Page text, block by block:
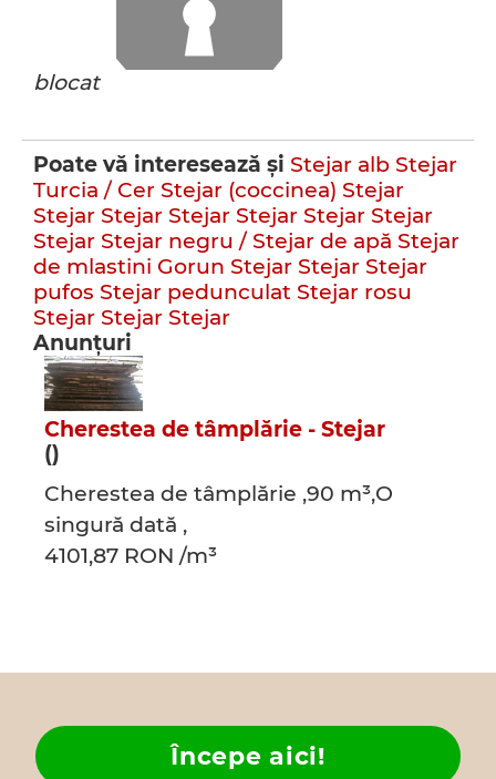
blocat
Poate vă interesează şi Stejar alb Stejar
Turcia / Cer Stejar (coccinea) Stejar
Stejar Stejar Stejar Stejar Stejar Stejar
Stejar Stejar negru / Stejar de apă Stejar
de mlastini Gorun Stejar Stejar Stejar
pufos Stejar pedunculat Stejar rosu
Stejar Stejar Stejar
Anunțuri
Cherestea de tâmplărie - Stejar
()
Cherestea de tâmplărie ,90 m³,O
singură dată ,
4101,87 RON /m³
Începe aici!